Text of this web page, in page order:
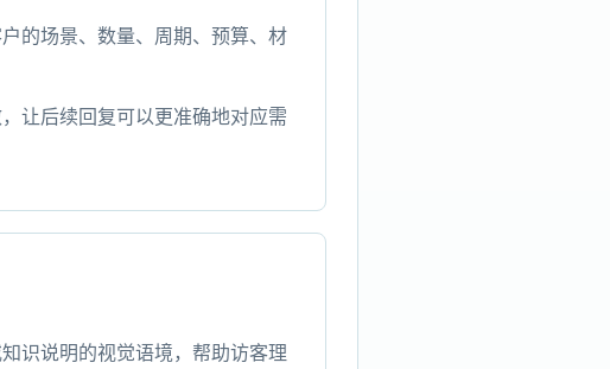
的场景、数量、周期、预算、材
让后续回复可以更准确地对应需
识说明的视觉语境，帮助访客理